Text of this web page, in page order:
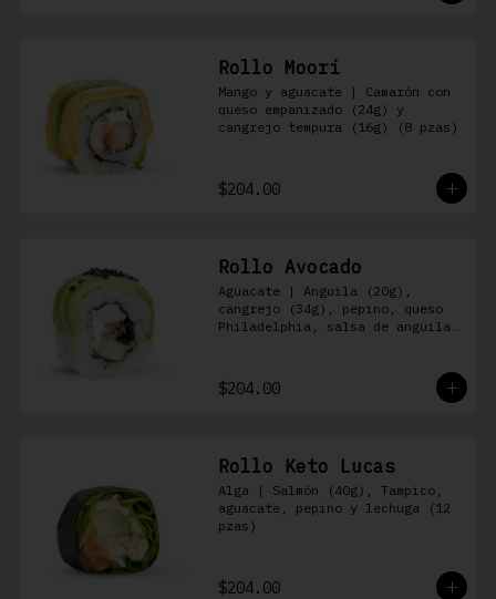
Rollo Moori
Mango y aguacate | Camarón con
queso empanizado (24g) y
cangrejo tempura (16g) (8 pzas)
$204.00
Rollo Avocado
Aguacate | Anguila (20g),
cangrejo (34g), pepino, queso
Philadelphia, salsa de anguila
$204.00
Rollo Keto Lucas
Alga | Salmón (40g), Tampico,
aguacate, pepino y lechuga (12
pzas)
$204.00